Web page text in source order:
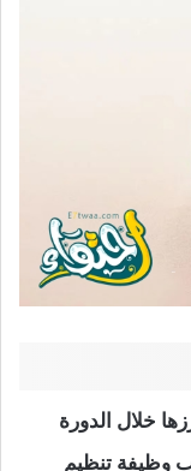
خلال الدورة
وظيفة تنظيم